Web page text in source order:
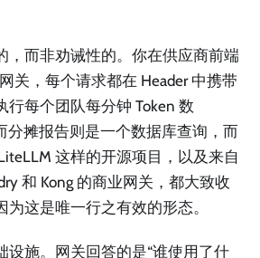
，而非劝诫性的。你在供应商前端
关，每个请求都在 Header 中携带
行每个团队每分钟 Token 数
分摊报告则是一个数据库查询，而
这样的开源项目，以及来自
和 Kong 的商业网关，都大致收
这是唯一行之有效的形态。
设施。网关回答的是“谁使用了什